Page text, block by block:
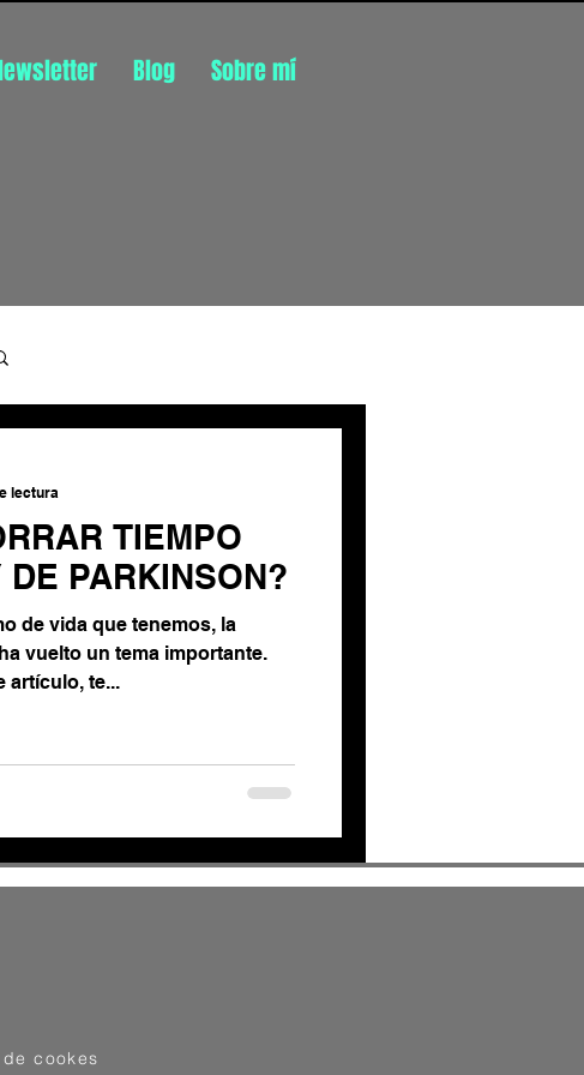
Blog Sobre mí
TIEMPO
PARKINSON?
de vida que tenemos, la
vuelto un tema importante.
artículo, te...
lectura
cookes